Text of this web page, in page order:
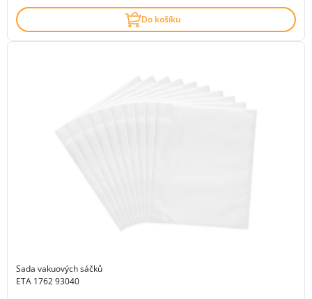
Do košíku
Sada vakuových sáčků
ETA 1762 93040